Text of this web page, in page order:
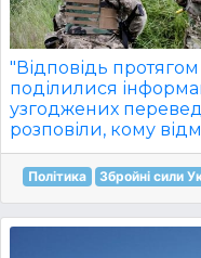
"Відповідь
поділилися
узгоджених
розповіли, кому
Політика Збройні сили